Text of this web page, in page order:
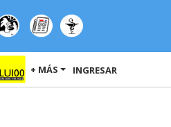
+ MÁS INGRESAR